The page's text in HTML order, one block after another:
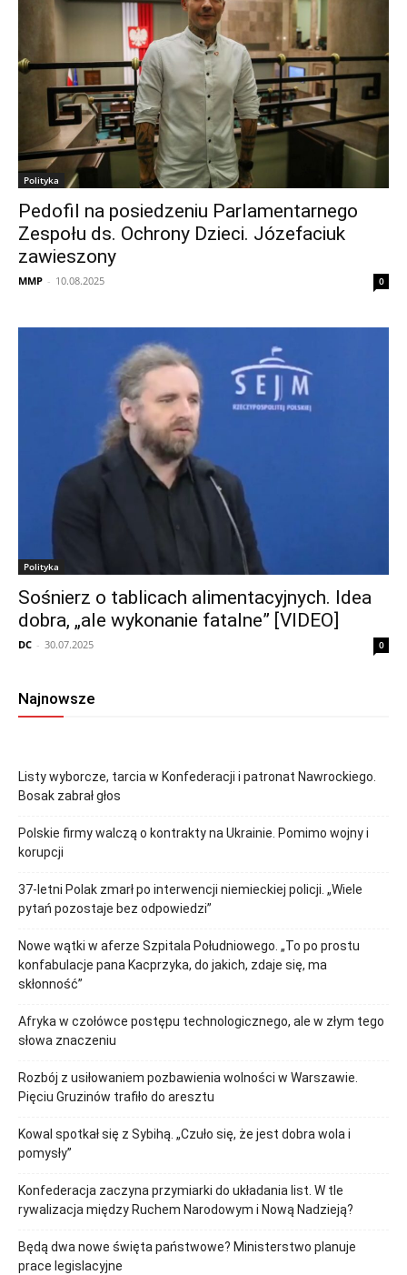
Polityka
Pedofil na posiedzeniu Parlamentarnego
Zespołu ds. Ochrony Dzieci. Józefaciuk
zawieszony
MMP - 10.08.2025 0
Polityka
Sośnierz o tablicach alimentacyjnych. Idea
dobra, „ale wykonanie fatalne” [VIDEO]
DC - 30.07.2025 0
Najnowsze
Listy wyborcze, tarcia w Konfederacji i patronat Nawrockiego.
Bosak zabrał głos
Polskie firmy walczą o kontrakty na Ukrainie. Pomimo wojny i
korupcji
37-letni Polak zmarł po interwencji niemieckiej policji. „Wiele
pytań pozostaje bez odpowiedzi”
Nowe wątki w aferze Szpitala Południowego. „To po prostu
konfabulacje pana Kacprzyka, do jakich, zdaje się, ma
skłonność”
Afryka w czołówce postępu technologicznego, ale w złym tego
słowa znaczeniu
Rozbój z usiłowaniem pozbawienia wolności w Warszawie.
Pięciu Gruzinów trafiło do aresztu
Kowal spotkał się z Sybihą. „Czuło się, że jest dobra wola i
pomysły”
Konfederacja zaczyna przymiarki do układania list. W tle
rywalizacja między Ruchem Narodowym i Nową Nadzieją?
Będą dwa nowe święta państwowe? Ministerstwo planuje
prace legislacyjne